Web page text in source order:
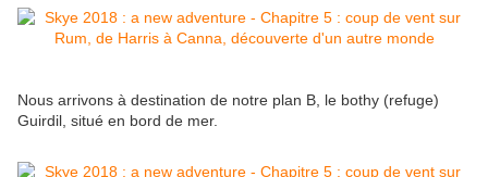
Nous arrivons à destination de notre plan B, le bothy (refuge)
Guirdil, situé en bord de mer.